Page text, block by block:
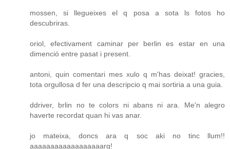
mossen, si llegueixes el q posa a sota ls fotos ho
descubriras.
oriol, efectivament caminar per berlin es estar en una
dimenció entre pasat i present.
antoni, quin comentari mes xulo q m'has deixat! gracies,
tota orgullosa d fer una descripcio q mai sortiria a una guia.
ddriver, brlin no te colors ni abans ni ara. Me'n alegro
haverte recordat quan hi vas anar.
jo mateixa, doncs ara q soc aki no tinc llum!!
aaaaaaaaaaaaaaaaaarg!